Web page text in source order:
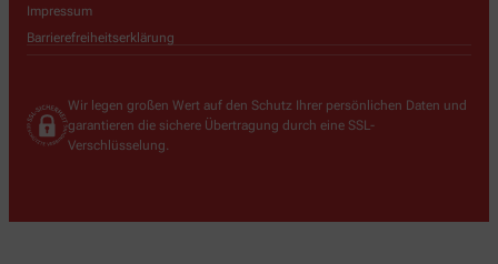
Impressum
Barrierefreiheitserklärung
Wir legen großen Wert auf den Schutz Ihrer persönlichen Daten und
garantieren die sichere Übertragung durch eine SSL-
Verschlüsselung.